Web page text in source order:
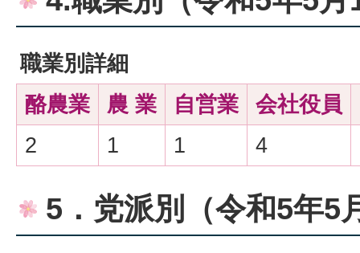
職業別詳細
酪農業
農 業 自営業 会社役員
2
1 1 4
5．党派別（令和5年5